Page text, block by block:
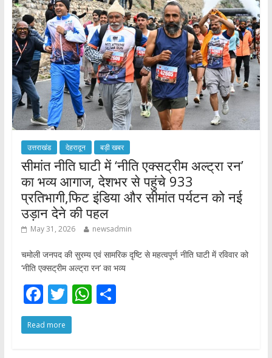
o
k
p
p
उत्तराखंड देहरादून बड़ी खबर
सीमांत नीति घाटी में ‘नीति एक्सट्रीम अल्ट्रा रन’
का भव्य आगाज, देशभर से पहुंचे 933
प्रतिभागी,फिट इंडिया और सीमांत पर्यटन को नई
उड़ान देने की पहल
May 31, 2026 newsadmin
चमोली जनपद की सुरम्य एवं सामरिक दृष्टि से महत्वपूर्ण नीति घाटी में रविवार को
‘नीति एक्सट्रीम अल्ट्रा रन’ का भव्य
F
ac
e
T
w
itt
W S
Read more